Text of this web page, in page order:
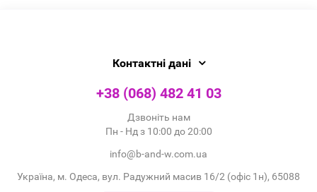
Контактні дані
+38 (068) 482 41 03
Дзвоніть нам
Пн - Нд з 10:00 до 20:00
info@b-and-w.com.ua
Україна, м. Одеса, вул. Радужний масив 16/2 (офіс 1н), 65088